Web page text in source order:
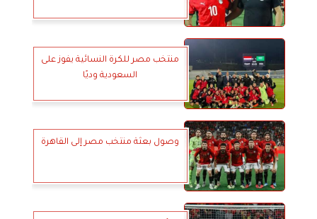
منتخب مصر للكرة النسائية يفوز على
السعودية وديًا
وصول بعثة منتخب مصر إلى القاهرة